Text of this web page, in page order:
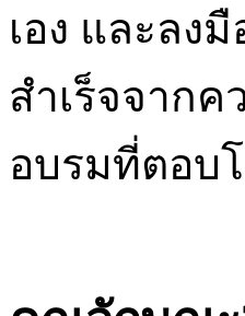
เอง และลง
สำเร็จจาก
อบรมที่ตอบ